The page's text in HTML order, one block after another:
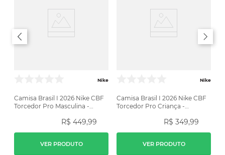
Nike
Camisa Brasil I 2026 Nike CBF
Torcedor Pro Masculina -
R$ 449,99
VER PRODUTO
Nike
Camisa Brasil I 2026 Nike CBF
Torcedor Pro Criança -
R$ 349,99
VER PRODUTO